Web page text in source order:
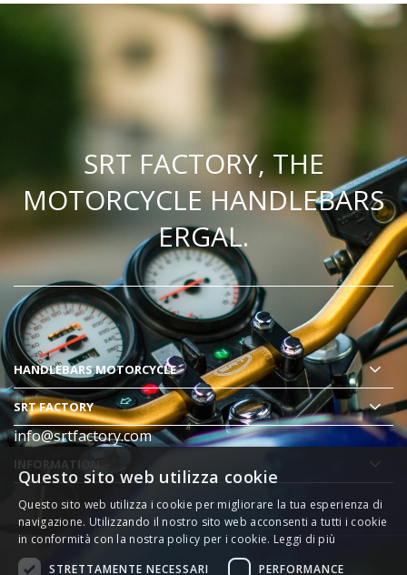
SRT FACTORY, THE
MOTORCYCLE HANDLEBARS
ERGAL.
HANDLEBARS MOTORCYCLE
SRT FACTORY
info@srtfactory.com
INFORMATION
Questo sito web utilizza cookie
Questo sito web utilizza i cookie per migliorare la tua esperienza di
navigazione. Utilizzando il nostro sito web acconsenti a tutti i cookie
in conformità con la nostra policy per i cookie. Leggi di più
STRETTAMENTE NECESSARI
PERFORMANCE